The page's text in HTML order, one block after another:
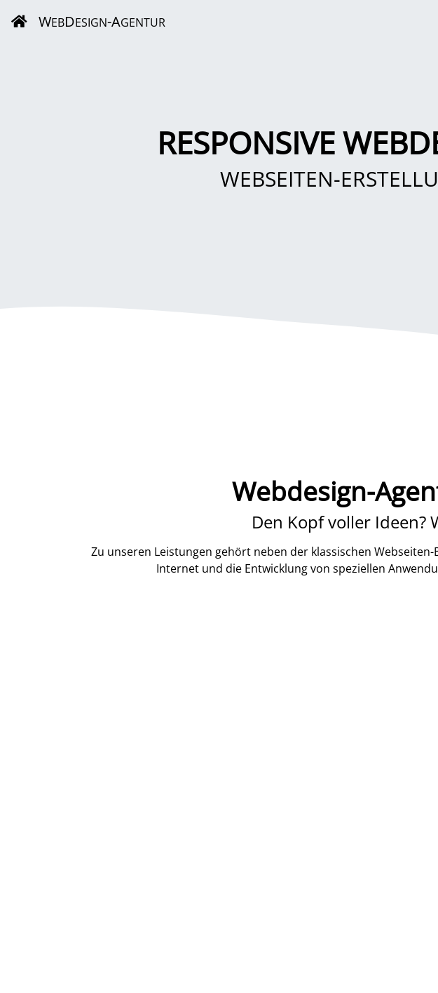
WEBDESIGN-AGENTUR
RESPONSIVE
WEBSEITEN-
Webdesign-
Den Kopf voller Ideen?
Zu unseren Leistungen gehört neben der klassischen
Internet und die Entwicklung von speziellen